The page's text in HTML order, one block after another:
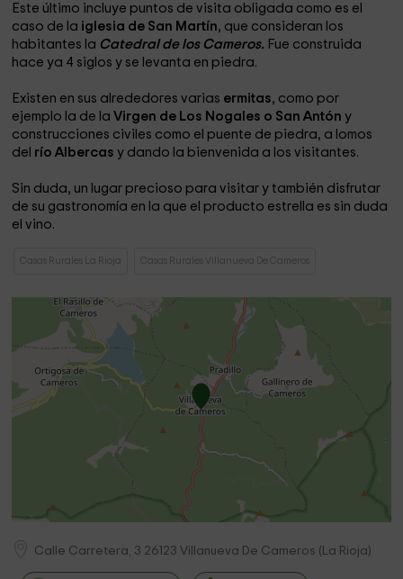
Este último incluye puntos de visita obligada como es el
caso de la iglesia de San Martín, que consideran los
habitantes la Catedral de los Cameros. Fue construida
hace ya 4 siglos y se levanta en piedra.
Existen en sus alrededores varias ermitas, como por
ejemplo la de laVirgen de Los Nogales o San Antón y
construcciones civiles como el puente de piedra, a lomos
del río Albercas y dando la bienvenida a los visitantes.
Sin duda, un lugar precioso para visitar y también disfrutar
de su gastronomía en la que el producto estrella es sin duda
el vino.
Casas Rurales La Rioja Casas Rurales Villanueva De Cameros
Calle Carretera, 3 26123 Villanueva De Cameros ( La Rioja)